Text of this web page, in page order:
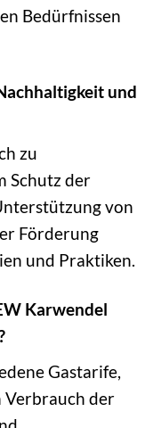
Bedürfnissen
und
zu
Schutz der
von
Förderung
und Praktiken.
Karwendel
Gastarife,
Verbrauch der